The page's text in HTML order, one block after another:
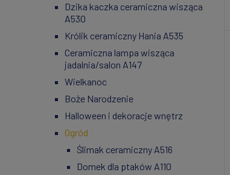
Dzika kaczka ceramiczna wisząca
A530
Królik ceramiczny Hania A535
Ceramiczna lampa wisząca
jadalnia/salon A147
Wielkanoc
Boże Narodzenie
Halloween i dekoracje wnętrz
Ogród
Ślimak ceramiczny A516
Domek dla ptaków A110